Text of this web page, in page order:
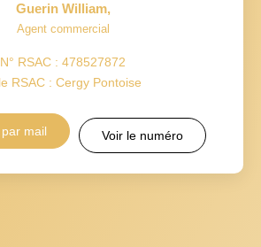
Guerin William,
Agent commercial
N° RSAC : 478527872
RSAC : Cergy Pontoise
mail Voir le numéro